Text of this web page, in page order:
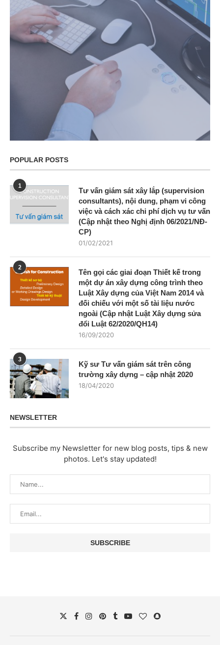
POPULAR POSTS
1
Tư vấn giám sát xây lắp (supervision
consultants), nội dung, phạm vi công
việc và cách xác chi phí dịch vụ tư vấn
(Cập nhật theo Nghị định 06/2021/NĐ-
CP)
01/02/2021
2
Tên gọi các giai đoạn Thiết kế trong
một dự án xây dựng công trình theo
Luật Xây dựng của Việt Nam 2014 và
đối chiếu với một số tài liệu nước
ngoài (Cập nhật Luật Xây dựng sửa
đổi Luật 62/2020/QH14)
16/09/2020
3
Kỹ sư Tư vấn giám sát trên công
trường xây dựng – cập nhật 2020
18/04/2020
NEWSLETTER
Subscribe my Newsletter for new blog posts, tips & new
photos. Let's stay updated!